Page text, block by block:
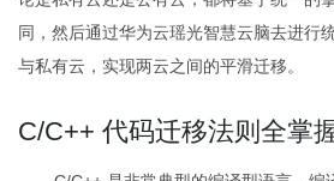
同，然后通过华为云瑶光智慧云脑去进行
与私有云，实现两云之间的平滑迁移。
C/C++ 代码迁移法则全掌